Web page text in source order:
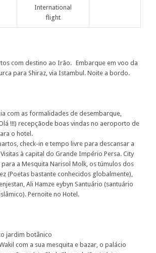
International
flight
com destino ao Irão. Embarque em voo da
para Shiraz, via Istambul. Noite a bordo.
com as formalidades de desembarque,
!!!) recepçãode boas vindas no aeroporto de
o hotel.
check-in e tempo livre para descansar a
à capital do Grande Império Persa. City
a Mesquita Narisol Molk, os túmulos dos
(Poetas bastante conhecidos globalmente),
Ali Hamze eybyn Santuário (santuário
Pernoite no Hotel.
jardim botânico
com a sua mesquita e bazar, o palácio